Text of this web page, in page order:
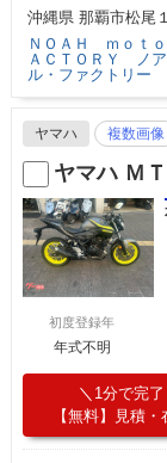
沖縄県 那覇市松尾
ＮＯＡＨ ｍｏｔ
ＡＣＴＯＲＹ ノ
ル・ファクトリー
ヤマハ 複数画像
ヤマハ Ｍ
初度登録年
年式不明
1分で完了
【無料】見積